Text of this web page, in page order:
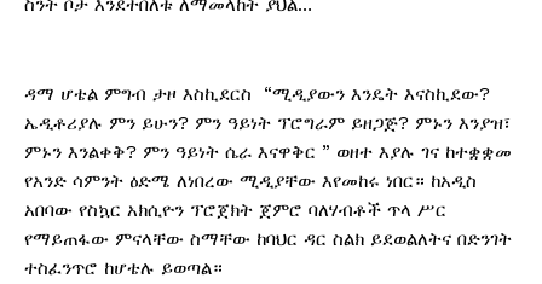
ስንት ቦታ እንደተበለቱ ለማመላከት ያህል…
ዳማ ሆቴል ምግብ ታዞ እስኪደርስ “ሚዲያውን እንዴት እናስኪደው?
ኤዲቶሪያሉ ምን ይሁን? ምን ዓይነት ፕሮግራም ይዘጋጅ? ምኑን እንያዝ፣
ምኑን እንልቀቅ? ምን ዓይነት ሴራ እናዋቅር ” ወዘተ እያሉ ገና ከተቋቋመ
የአንድ ሳምንት ዕድሜ ለነበረው ሚዲያቸው እየመከሩ ነበር። ከአዲስ
አበባው የስኳር አክሲዮን ፕሮጀክት ጀምሮ ባለሃብቶች ጥላ ሥር
የማይጠፋው ምናላቸው ስማቸው ከባህር ዳር ስልክ ይደወልለትና በድንገት
ተስፈንጥሮ ከሆቴሉ ይወጣል።